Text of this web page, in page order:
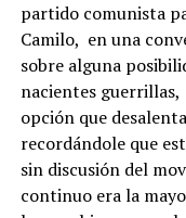
partido comunista
Camilo, en una
sobre alguna
nacientes
opción que
recordándole que
sin discusión del
continuo era la